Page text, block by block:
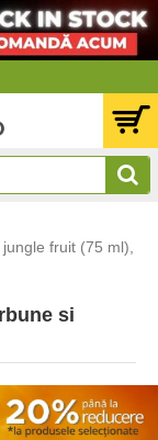
fruit (75 ml),
si